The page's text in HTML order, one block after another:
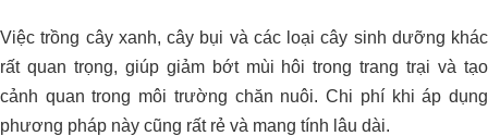
Việc trồng cây xanh, cây bụi và các loại cây sinh dưỡng khác
rất quan trọng, giúp giảm bớt mùi hôi trong trang trại và tạo
cảnh quan trong môi trường chăn nuôi. Chi phí khi áp dụng
phương pháp này cũng rất rẻ và mang tính lâu dài.
Xử Lý Môi Trường Bể Nước Thải –
Nhà Máy Chế Biến Thực Phẩm, Bến
Lức – Long An